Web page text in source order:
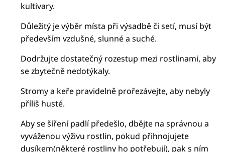
kultivary.
Důležitý je výběr místa při výsadbě či setí, musí být
především vzdušné, slunné a suché.
Dodržujte dostatečný rozestup mezi rostlinami, aby
se zbytečně nedotýkaly.
Stromy a keře pravidelně prořezávejte, aby nebyly
příliš husté.
Aby se šíření padlí předešlo, dbějte na správnou a
vyváženou výživu rostlin, pokud přihnojujete
dusíkem(některé rostliny ho potřebují), pak s ním